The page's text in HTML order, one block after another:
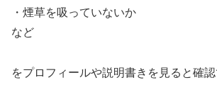
・煙草を吸っていないか
など
をプロフィールや説明書きを見ると確認